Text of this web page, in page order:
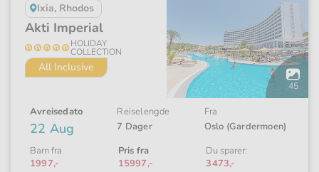
Ixia, Rhodos
Akti Imperial
HOLIDAY
COLLECTION
All Inclusive
Åpne
galleriet
45
Avreisedato
22 Aug
Reiselengde
7 Dager
Fra
Oslo (Gardermoen)
Barn fra
1997,-
Pris fra
15997,-
Du sparer:
3473,-